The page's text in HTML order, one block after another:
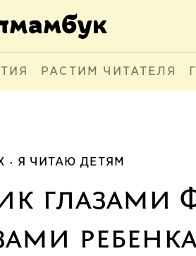
РАСТИМ ЧИТАТЕЛЯ
Я ЧИТАЮ ДЕТЯМ
глазами